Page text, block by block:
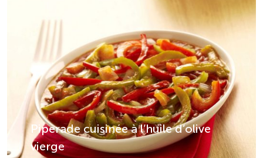
Piperade cuisinée à l’huile d’olive
vierge